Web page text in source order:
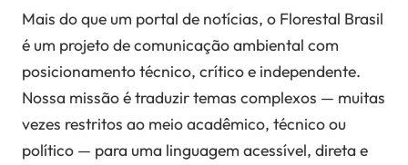
Mais do que um portal de notícias, o Florestal Brasil
é um projeto de comunicação ambiental com
posicionamento técnico, crítico e independente.
Nossa missão é traduzir temas complexos — muitas
vezes restritos ao meio acadêmico, técnico ou
político — para uma linguagem acessível, direta e